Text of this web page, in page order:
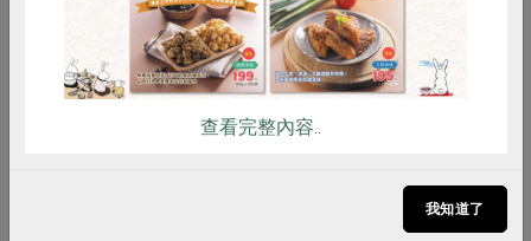
查看完整內容..
我知道了